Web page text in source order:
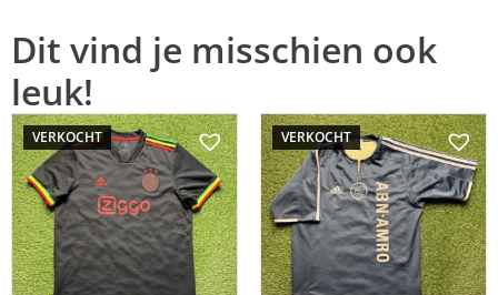
Dit vind je misschien ook
leuk!
VERKOCHT VERKOCHT